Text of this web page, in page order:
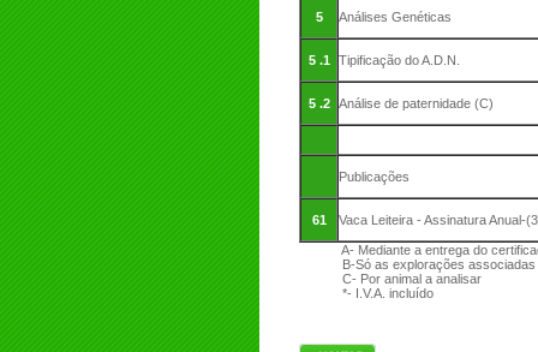
5 Análises Genéticas
5 .1 Tipificação do A.D.N.
5 .2 Análise de paternidade (C)
Publicações
61 Vaca Leiteira ‑ Assinatura
A- Mediante a entrega do
B-Só as explorações associadas
C- Por animal a analisar
*- I.V.A. incluído